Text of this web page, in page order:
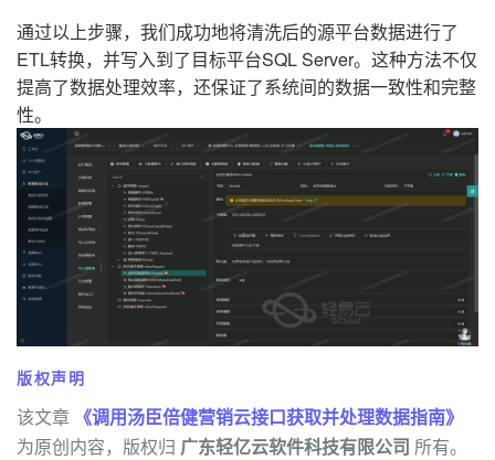
通过以上步骤，我们成功地将清洗后的源平台数据进行了
ETL转换，并写入到了目标平台SQL Server。这种方法不仅
提高了数据处理效率，还保证了系统间的数据一致性和完整
性。
版权声明
该文章 《调用汤臣倍健营销云接口获取并处理数据指南》
为原创内容，版权归 广东轻亿云软件科技有限公司 所有。